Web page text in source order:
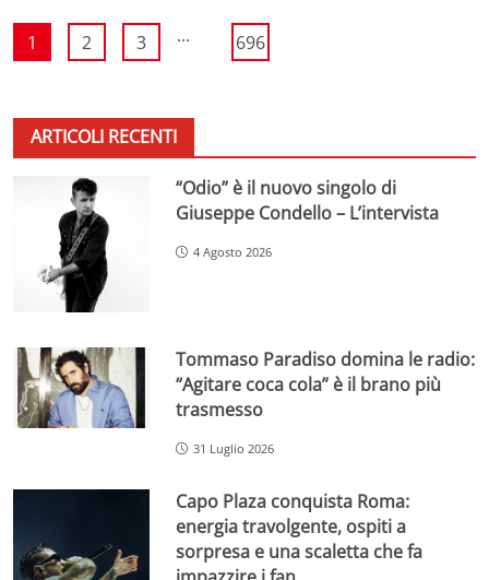
1 2 3 ... 696
ARTICOLI RECENTI
“Odio” è il nuovo singolo di
Giuseppe Condello – L’intervista
4 Agosto 2026
Tommaso Paradiso domina le radio:
“Agitare coca cola” è il brano più
trasmesso
31 Luglio 2026
Capo Plaza conquista Roma:
energia travolgente, ospiti a
sorpresa e una scaletta che fa